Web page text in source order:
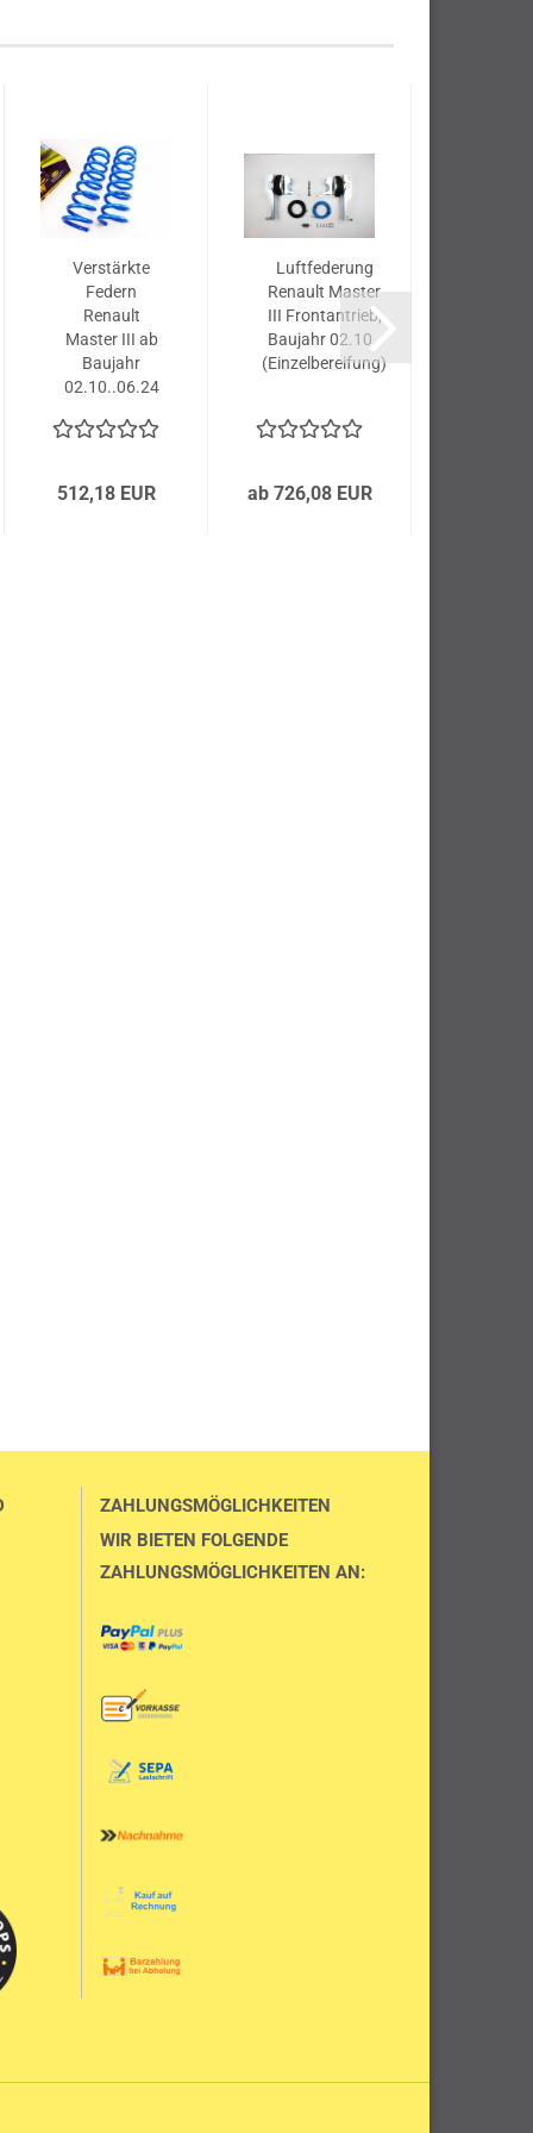
Verstärkte
Federn
Renault
Master III ab
Baujahr
02.10..06.24
512,18 EUR
Luftfederung
Renault Master
III Frontantrieb,
Baujahr 02.10..
(Einzelbereifung)
ab 726,08 EUR
ZAHLUNGSMÖGLICHKEITEN
WIR BIETEN FOLGENDE
ZAHLUNGSMÖGLICHKEITEN AN: